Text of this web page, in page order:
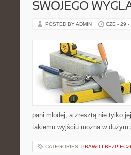
SWOJEGO
POSTED BY ADMIN CZE - 29 -
pani młodej, a zresztą nie tylko
takiemu wyjściu można w
CATEGORIES: PRAWO I